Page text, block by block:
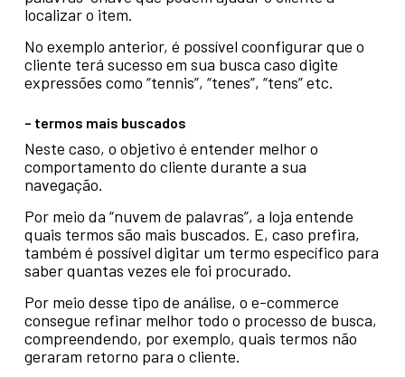
localizar o item.
No exemplo anterior, é possível coonfigurar que o
cliente terá sucesso em sua busca caso digite
expressões como “tennis”, “tenes”, “tens” etc.
– termos mais buscados
Neste caso, o objetivo é entender melhor o
comportamento do cliente durante a sua
navegação.
Por meio da “nuvem de palavras”, a loja entende
quais termos são mais buscados. E, caso prefira,
também é possível digitar um termo específico para
saber quantas vezes ele foi procurado.
Por meio desse tipo de análise, o e-commerce
consegue refinar melhor todo o processo de busca,
compreendendo, por exemplo, quais termos não
geraram retorno para o cliente.